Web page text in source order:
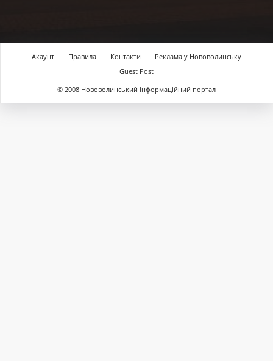
Акаунт Правила Контакти
Реклама у Нововолинську
Guest Post
© 2008 Нововолинський інформаційний портал